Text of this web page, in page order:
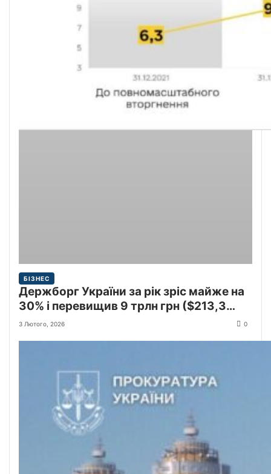
БІЗНЕС
Держборг України за рік зріс майже на
30% і перевищив 9 трлн грн ($213,3
млрд)
3 Лютого, 2026 0